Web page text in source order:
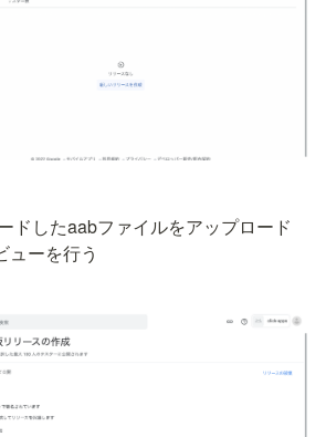
ドしたaabファイルをアップロード
ューを行う